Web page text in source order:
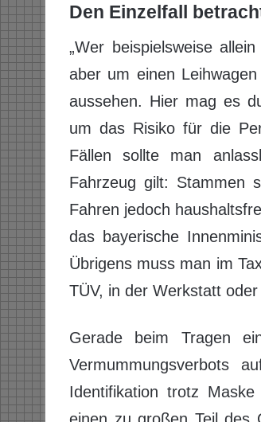
Den Einzelfall
„Wer beispielsweise
aber um einen
aussehen. Hier mag es
um das Risiko für die
Fällen sollte man
Fahrzeug gilt: Stammen
Fahren jedoch
das bayerische
Übrigens muss man im
TÜV, in der Werkstatt
Gerade beim Tragen
Vermummungsverbots
Identifikation trotz